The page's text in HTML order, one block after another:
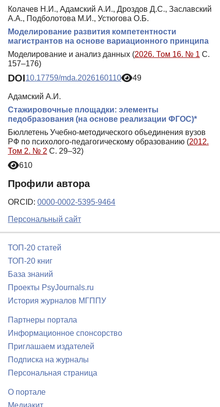
Колачев Н.И., Адамский А.И., Дроздов Д.С., Заславский
А.А., Подболотова М.И., Устюгова О.Б.
Моделирование развития компетентности
магистрантов на основе вариационного принципа
Моделирование и анализ данных (2026. Том 16. № 1 С.
157–176)
DOI10.17759/mda.2026160110 49
Адамский А.И.
Стажировочные площадки: элементы
педобразования (на основе реализации ФГОС)*
Бюллетень Учебно-методического объединения вузов
РФ по психолого-педагогическому образованию (2012.
Том 2. № 2 С. 29–32)
610
Профили автора
ORCID: 0000-0002-5395-9464
Персональный сайт
ТОП-20 статей
ТОП-20 книг
База знаний
Проекты PsyJournals.ru
История журналов МГППУ
Партнеры портала
Информационное спонсорство
Приглашаем издателей
Подписка на журналы
Персональная страница
О портале